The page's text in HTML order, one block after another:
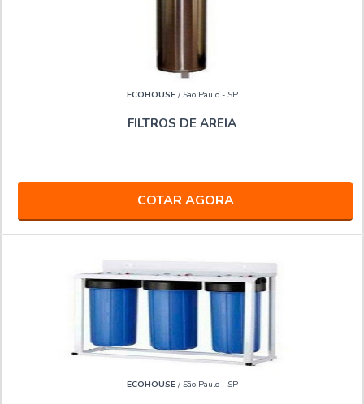
ECOHOUSE/ São Paulo - SP
FILTROS DE AREIA
COTAR AGORA
ECOHOUSE/ São Paulo - SP